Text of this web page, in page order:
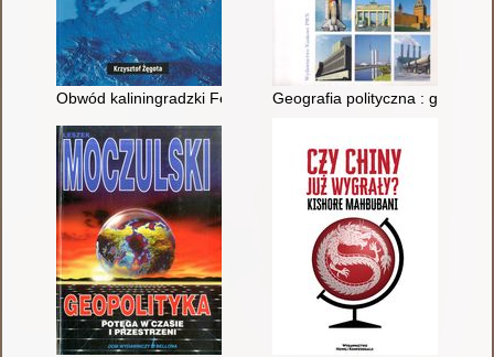
Obwód kaliningradzki Federacji Rosyjskiej a bezpieczeństwo
Geografia polityczna :